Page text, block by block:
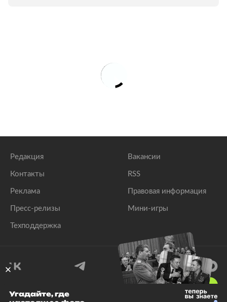
Редакция
Контакты
Реклама
Пресс-релизы
Техподдержка
Вакансии
RSS
Правовая информация
Мини-игры
© 1999–2026 Все права защищены.
Угадайте, где